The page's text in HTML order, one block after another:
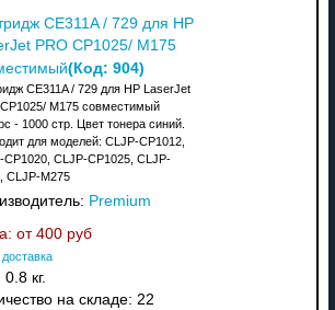
CE311A / 729 для HP
PRO CP1025/ M175
(Код: 904)
CE311A / 729 для HP LaserJet
M175 совместимый
- 1000 стр. Цвет тонера синий.
для моделей: CLJP-CP1012,
CP1020, CLJP-CP1025, CLJP-
CLJP-M275
Premium
от 400 руб
доставка
0.8 кг.
на складе: 22